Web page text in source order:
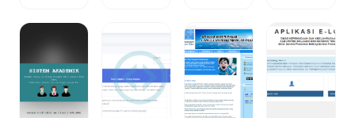
Outdoor
atau
decision
support
system
berbasis
web
Bootstrap